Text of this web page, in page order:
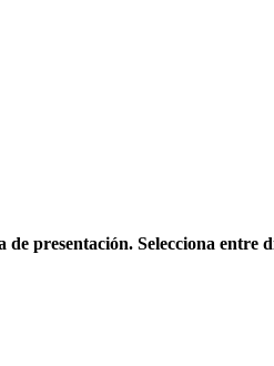
presentación. Selecciona